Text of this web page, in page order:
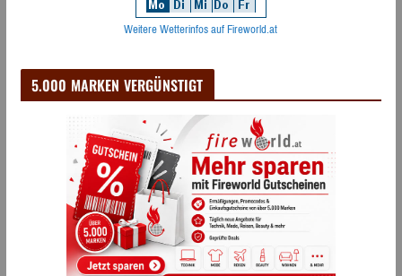
Weitere Wetterinfos auf Fireworld.at
5.000 MARKEN VERGÜNSTIGT